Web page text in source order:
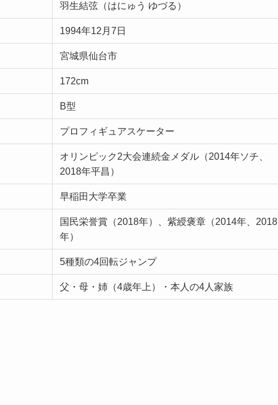
羽生結弦（はにゅう ゆづる）
1994年12月7日
宮城県仙台市
172cm
B型
プロフィギュアスケーター
オリンピック2大会連続金メダル（2014年ソチ、
2018年平昌）
早稲田大学卒業
国民栄誉賞（2018年）、紫綬褒章（2014年、2018
年）
5種類の4回転ジャンプ
父・母・姉（4歳年上）・本人の4人家族